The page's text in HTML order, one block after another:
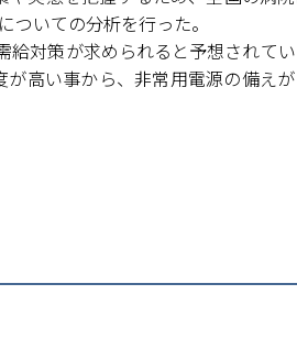
ついての分析を行った。
対策が求められると予想されて
高い事から、非常用電源の備え